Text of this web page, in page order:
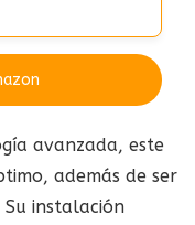
avanzada, este
además de ser
instalación